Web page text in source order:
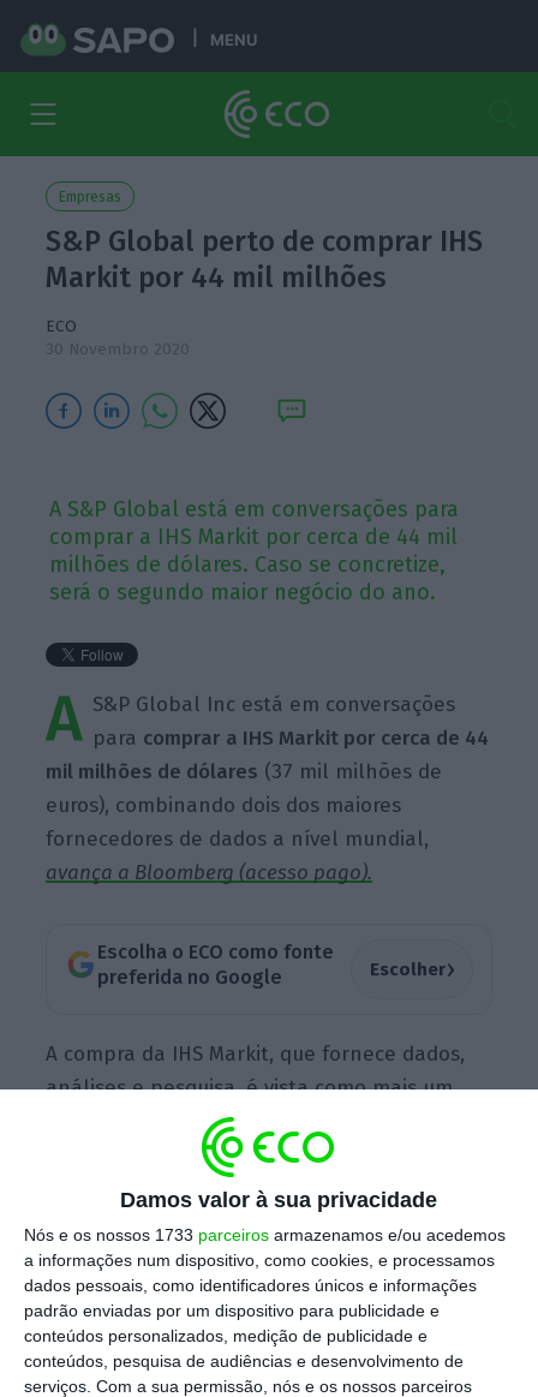
Damos valor à sua privacidade
Nós e os nossos 1733 parceiros armazenamos e/ou acedemos
a informações num dispositivo, como cookies, e processamos
dados pessoais, como identificadores únicos e informações
padrão enviadas por um dispositivo para publicidade e
conteúdos personalizados, medição de publicidade e
conteúdos, pesquisa de audiências e desenvolvimento de
serviços. Com a sua permissão, nós e os nossos parceiros
MENU
Empresas
S&P Global perto de comprar IHS
Markit por 44 mil milhões
ECO
30 Novembro 2020
A S&P Global está em conversações para
comprar a IHS Markit por cerca de 44 mil
milhões de dólares. Caso se concretize,
será o segundo maior negócio do ano.
A S&P Global Inc está em conversações
para comprar a IHS Markit por cerca de 44
mil milhões de dólares (37 mil milhões de
euros), combinando dois dos maiores
fornecedores de dados a nível mundial,
avança a Bloomberg (acesso pago).
Escolha o ECO como fonte
preferida no Google
Escolher›
A compra da IHS Markit, que fornece dados,
análises e pesquisa, é vista como mais um
passo na corrida pela quota de mercado
numa altura em que os gigantes deste setor
tentam capitalizar a
forte procura por dados
financeiros.
Resposta ousada de UE pode gerar crescimento
sustentável